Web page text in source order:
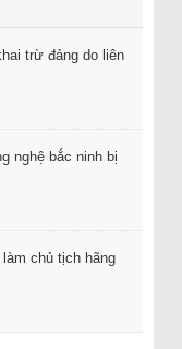
trừ đảng do liên
nghệ bắc ninh bị
chủ tịch hãng